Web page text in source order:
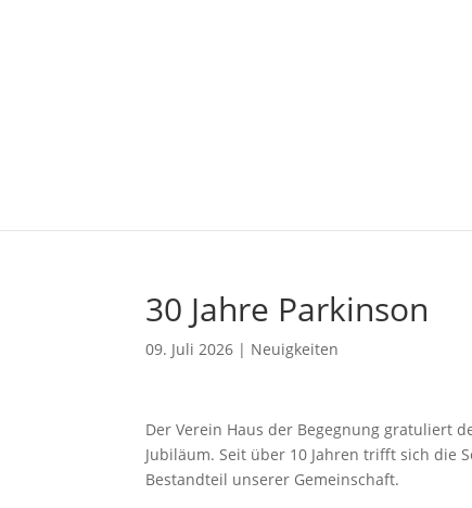
30 Jahre Parkinson
09. Juli 2026 | Neuigkeiten
Der Verein Haus der Begegnung gratuliert
Jubiläum. Seit über 10 Jahren trifft sich die
Bestandteil unserer Gemeinschaft.